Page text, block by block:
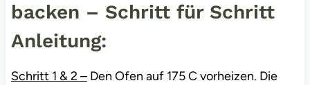
backen – Schritt für Schritt
Anleitung:
Schritt 1 & 2 –Den Ofen auf 175 C vorheizen. Die